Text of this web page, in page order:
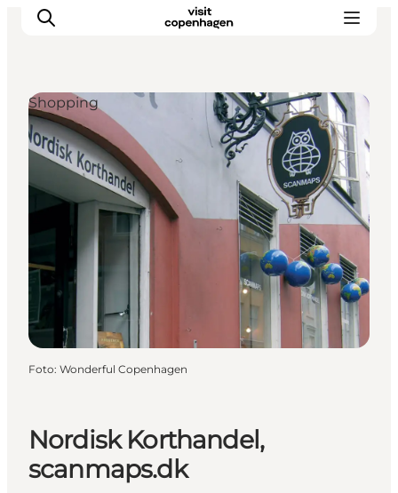
This is Copenhagen
Aktiviteter
Spis & drik
Områder
Planlæg din tur
CopenPay
Copenhagen Card
Nordisk Korthandel,
scanmaps.dk
Shopping
Foto: Wonderful Copenhagen